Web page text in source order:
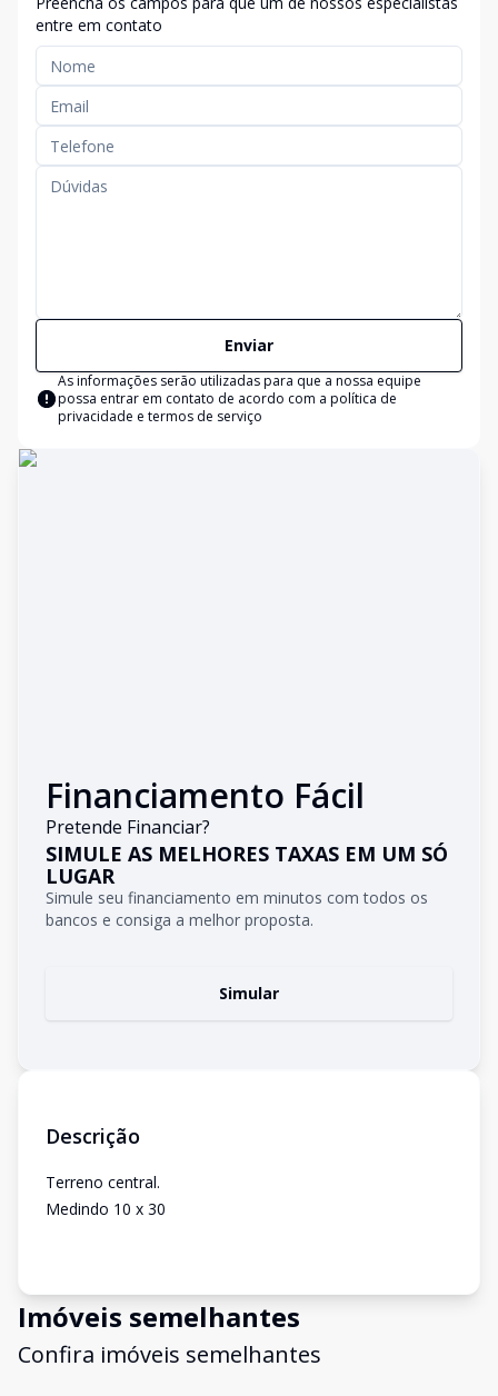
entre em contato
Enviar
As informações serão utilizadas para que a nossa equipe
possa entrar em contato de acordo com a política de
privacidade e termos de serviço
Financiamento Fácil
Pretende Financiar?
SIMULE AS MELHORES TAXAS EM UM SÓ
LUGAR
Simule seu financiamento em minutos com todos os
bancos e consiga a melhor proposta.
Simular
Descrição
Terreno central.
Medindo 10 x 30
Imóveis semelhantes
Confira imóveis semelhantes